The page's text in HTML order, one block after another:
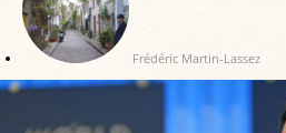
Frédéric Martin-Lassez